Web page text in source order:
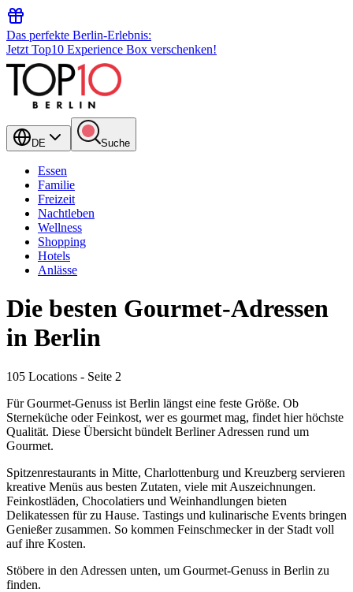
Das perfekte Berlin-Erlebnis:
Jetzt Top10 Experience Box verschenken!
DE Suche
Essen
Familie
Freizeit
Nachtleben
Wellness
Shopping
Hotels
Anlässe
Die besten Gourmet-Adressen
in Berlin
105 Locations - Seite 2
Für Gourmet-Genuss ist Berlin längst eine feste Größe. Ob
Sterneküche oder Feinkost, wer es gourmet mag, findet hier höchste
Qualität. Diese Übersicht bündelt Berliner Adressen rund um
Gourmet.
Spitzenrestaurants in Mitte, Charlottenburg und Kreuzberg servieren
kreative Menüs aus besten Zutaten, viele mit Auszeichnungen.
Feinkostläden, Chocolatiers und Weinhandlungen bieten
Delikatessen für zu Hause. Tastings und kulinarische Events bringen
Genießer zusammen. So kommen Feinschmecker in der Stadt voll
auf ihre Kosten.
Stöbere in den Adressen unten, um Gourmet-Genuss in Berlin zu
finden.